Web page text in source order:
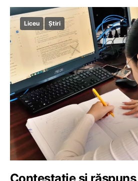
Liceu Știri